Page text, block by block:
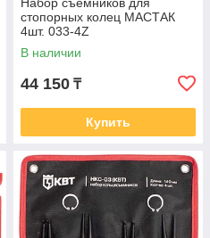
стопорных колец МАСТАК
4шт. 033-4Z
В наличии
44 150 ₸
Купить